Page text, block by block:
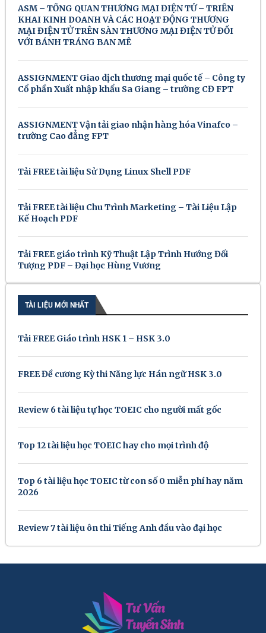
ASM – TỔNG QUAN THƯƠNG MẠI ĐIỆN TỬ – TRIỂN
KHAI KINH DOANH VÀ CÁC HOẠT ĐỘNG THƯƠNG
MẠI ĐIỆN TỬ TRÊN SÀN THƯƠNG MẠI ĐIỆN TỬ ĐỐI
VỚI BÁNH TRÁNG BAN MÊ
ASSIGNMENT Giao dịch thương mại quốc tế – Công ty
Cổ phần Xuất nhập khẩu Sa Giang – trường CĐ FPT
ASSIGNMENT Vận tải giao nhận hàng hóa Vinafco –
trường Cao đẳng FPT
Tải FREE tài liệu Sử Dụng Linux Shell PDF
Tải FREE tài liệu Chu Trình Marketing – Tài Liệu Lập
Kế Hoạch PDF
Tải FREE giáo trình Kỹ Thuật Lập Trình Hướng Đối
Tượng PDF – Đại học Hùng Vương
TÀI LIỆU MỚI NHẤT
Tải FREE Giáo trình HSK 1 – HSK 3.0
FREE Đề cương Kỳ thi Năng lực Hán ngữ HSK 3.0
Review 6 tài liệu tự học TOEIC cho người mất gốc
Top 12 tài liệu học TOEIC hay cho mọi trình độ
Top 6 tài liệu học TOEIC từ con số 0 miễn phí hay năm
2026
Review 7 tài liệu ôn thi Tiếng Anh đầu vào đại học